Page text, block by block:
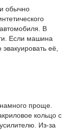
обычно
В
Если машина
её,
проще.
кольцо с
Из-за